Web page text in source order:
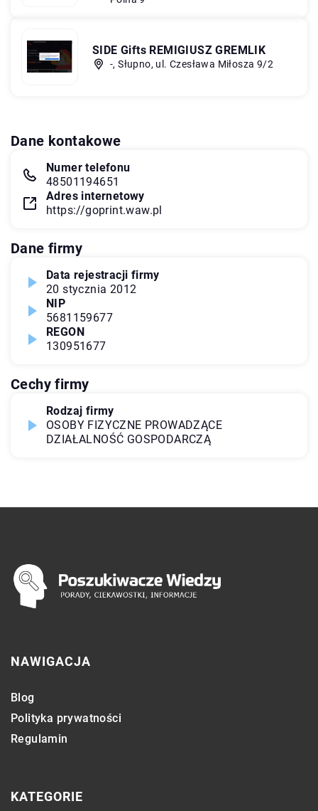
SIDE Gifts REMIGIUSZ GREMLIK
-, Słupno, ul. Czesława Miłosza 9/2
Dane kontakowe
Numer telefonu
48501194651
Adres internetowy
https://goprint.waw.pl
Dane firmy
Data rejestracji firmy
20 stycznia 2012
NIP
5681159677
REGON
130951677
Cechy firmy
Rodzaj firmy
OSOBY FIZYCZNE PROWADZĄCE
DZIAŁALNOŚĆ GOSPODARCZĄ
NAWIGACJA
Blog
Polityka prywatności
Regulamin
KATEGORIE